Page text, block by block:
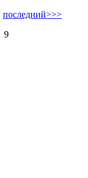
последний>>>
9